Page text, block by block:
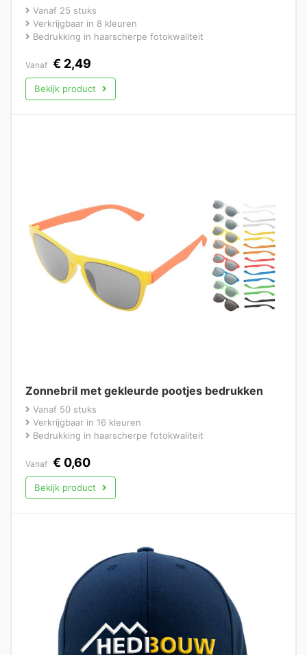
Vanaf 25 stuks
Verkrijgbaar in 8 kleuren
Bedrukking in haarscherpe fotokwaliteit
Vanaf € 2,49
Bekijk product
Zonnebril met gekleurde pootjes bedrukken
Vanaf 50 stuks
Verkrijgbaar in 16 kleuren
Bedrukking in haarscherpe fotokwaliteit
Vanaf € 0,60
Bekijk product